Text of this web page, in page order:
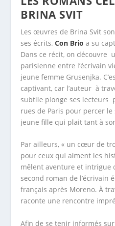
BRINA SVIT
Les œuvres de Brina Svit
ses écrits,Con Brio a su
Dans ce récit, on découvre
parisienne entre l’écrivain
jeune femme Grusenjka.
captivant, car l’auteur à
subtile plonge ses lecteurs
rues de Paris pour percer
jeune fille qui plait tant à
Par ailleurs, « un cœur de
pour ceux qui aiment les
mêlent aventure et intrigue
second roman de l’écrivain
français après Moreno. À
raconte une rencontre
Afin de se tenir informés